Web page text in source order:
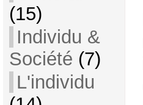
(15)
Individu &
Société (7)
L'individu